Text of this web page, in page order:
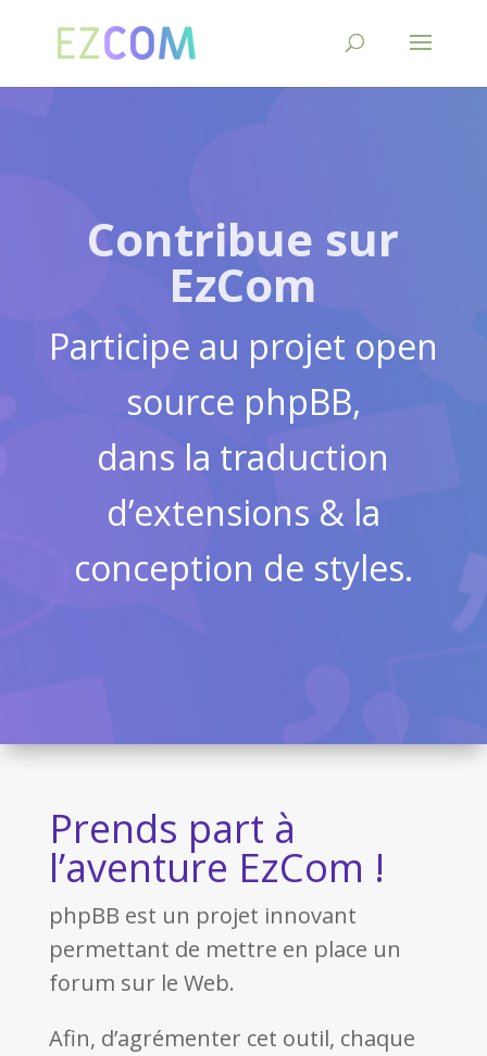
Contribue sur
EzCom
Participe au projet open
source phpBB,
dans la traduction
d’extensions & la
conception de styles.
Prends part à
l’aventure EzCom !
phpBB est un projet innovant
permettant de mettre en place un
forum sur le Web.
Afin, d’agrémenter cet outil, chaque